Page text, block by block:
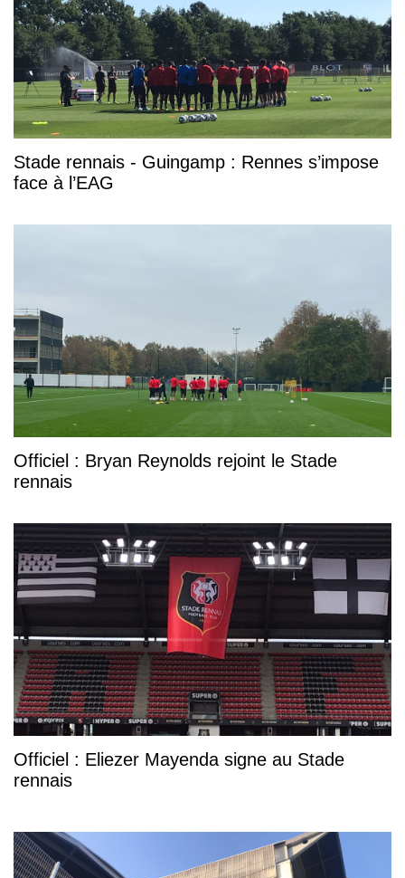
Stade rennais - Guingamp : Rennes s’impose
face à l’EAG
Officiel : Bryan Reynolds rejoint le Stade
rennais
Officiel : Eliezer Mayenda signe au Stade
rennais